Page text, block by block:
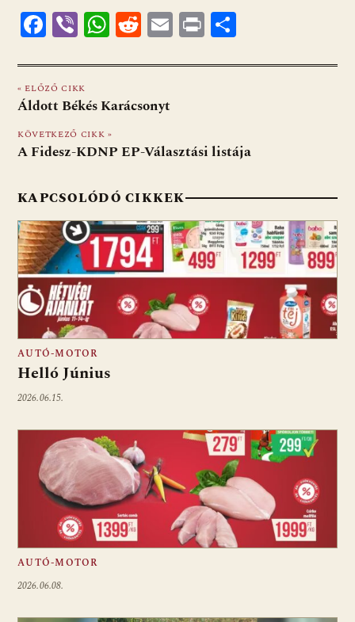
F
e
b
o
o
Vi
er
W
at
s
A
p
R
d
di
E
ai
Pr
t za
g
« ELŐZŐ CIKK
Áldott Békés Karácsonyt
KÖVETKEZŐ CIKK »
A Fidesz-KDNP EP-Választási listája
KAPCSOLÓDÓ CIKKEK
AUTÓ-MOTOR
Helló Június
2026.06.15.
AUTÓ-MOTOR
2026.06.08.